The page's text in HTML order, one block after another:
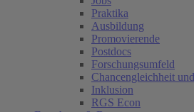
Praktika
Ausbildung
Promovierende
Postdocs
Forschungsumfeld
Chancengleichheit
Inklusion
RGS Econ